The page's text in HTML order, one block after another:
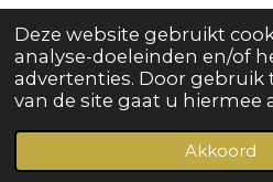
Deze website gebruikt
analyse-doeleinden en/of
advertenties. Door gebruik
van de site gaat u hiermee
Akkoord
Maak jouw eigen